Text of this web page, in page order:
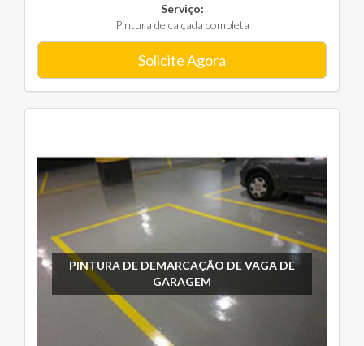
Serviço:
Pintura de calçada completa
Solicite Agora
PINTURA DE DEMARCAÇÃO DE VAGA DE
GARAGEM